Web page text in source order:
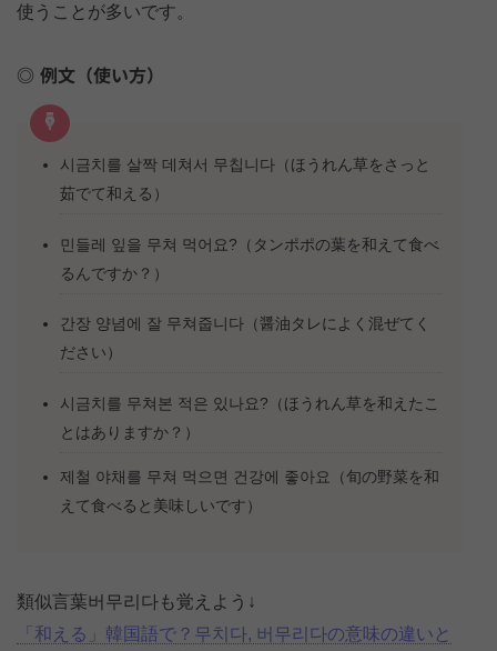
使うことが多いです。
例文（使い方）
시금치를 살짝 데쳐서 무칩니다（ほうれん草をさっと
茹でて和える）
민들레 잎을 무쳐 먹어요?（タンポポの葉を和えて食べ
るんですか？）
간장 양념에 잘 무쳐줍니다（醤油タレによく混ぜてく
ださい）
시금치를 무쳐본 적은 있나요?（ほうれん草を和えたこ
とはありますか？）
제철 야채를 무쳐 먹으면 건강에 좋아요（旬の野菜を和
えて食べると美味しいです）
類似言葉버무리다も覚えよう↓
「和える」韓国語で？무치다, 버무리다の意味の違いと